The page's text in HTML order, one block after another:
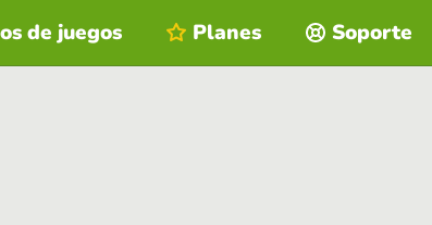
de juegos Planes Soporte